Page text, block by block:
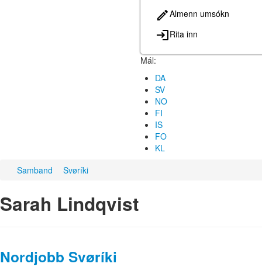
Almenn umsókn
Rita inn
Mál:
DA
SV
NO
FI
IS
FO
KL
Samband
Svøríki
Sarah Lindqvist
Nordjobb Svøríki